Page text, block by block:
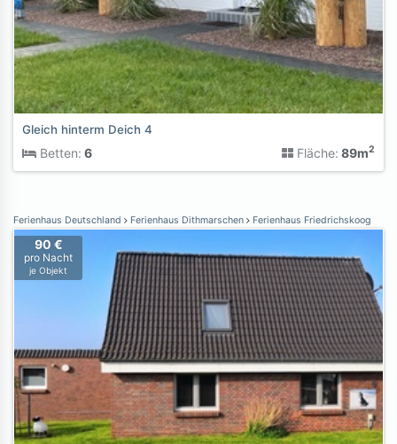
Gleich hinterm Deich 4
Betten: 6 Fläche: 89m2
Ferienhaus Deutschland Ferienhaus Dithmarschen Ferienhaus Friedrichskoog
90 €
pro Nacht
je Objekt